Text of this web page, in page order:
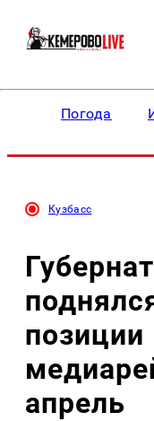
Погода
Кузбасс
позиции
апрель